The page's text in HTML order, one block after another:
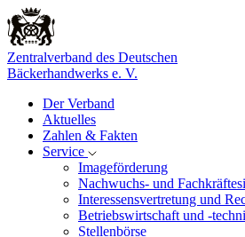
Zentralverband des Deutschen
Bäckerhandwerks e. V.
Der Verband
Aktuelles
Zahlen & Fakten
Service
Imageförderung
Nachwuchs- und
Interessensvertretung und
Betriebswirtschaft und -
Stellenbörse